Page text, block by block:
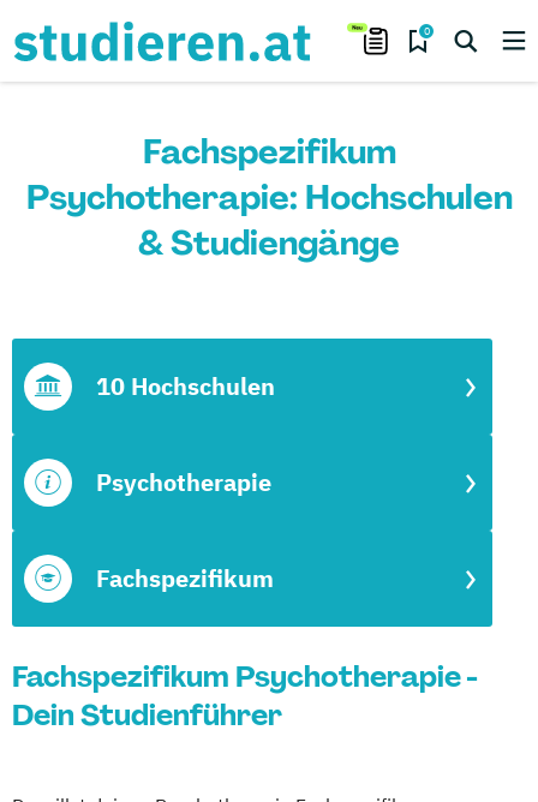
0
Fachspezifikum
Psychotherapie: Hochschulen
& Studiengänge
Fachspezifikum
Psychotherapie
10 Hochschulen
Fachspezifikum Psychotherapie -
Dein Studienführer